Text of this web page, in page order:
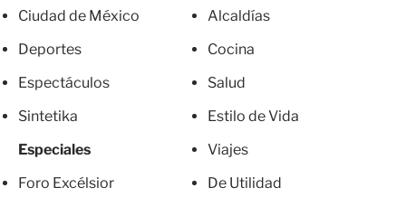
Ciudad de México
Deportes
Espectáculos
Sintetika
Especiales
Foro Excélsior
Alcaldías
Cocina
Salud
Estilo de Vida
Viajes
De Utilidad